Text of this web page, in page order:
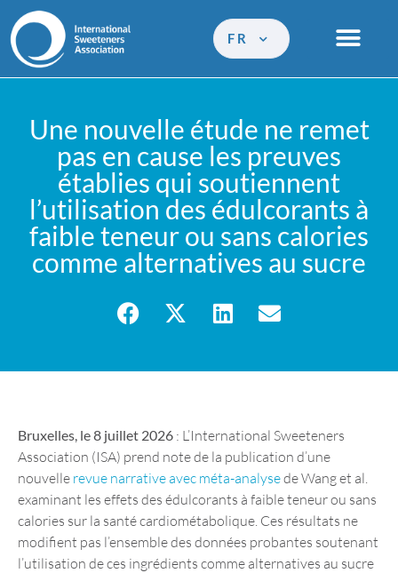
FR
Une nouvelle étude ne remet
pas en cause les preuves
établies qui soutiennent
l’utilisation des édulcorants à
faible teneur ou sans calories
comme alternatives au sucre
Bruxelles, le 8 juillet 2026 : L’International Sweeteners
Association (ISA) prend note de la publication d’une
nouvelle revue narrative avec méta-analysede Wang et al.
examinant les effets des édulcorants à faible teneur ou sans
calories sur la santé cardiométabolique. Ces résultats ne
modifient pas l’ensemble des données probantes soutenant
l’utilisation de ces ingrédients comme alternatives au sucre